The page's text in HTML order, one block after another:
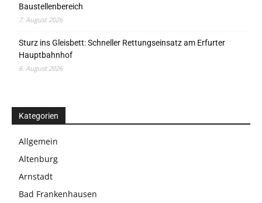
Baustellenbereich
7. August 2026
Sturz ins Gleisbett: Schneller Rettungseinsatz am Erfurter
Hauptbahnhof
6. August 2026
Kategorien
Allgemein
Altenburg
Arnstadt
Bad Frankenhausen